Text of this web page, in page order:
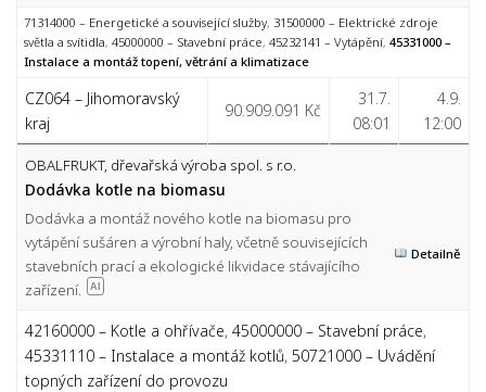
71314000 – Energetické a související služby, 31500000 – Elektrické zdroje
světla a svítidla, 45000000 – Stavební práce, 45232141 – Vytápění, 45331000 –
Instalace a montáž topení, větrání a klimatizace
CZ064 – Jihomoravský
kraj
90.909.091 Kč
31.7.
08:01
4.9.
12:00
OBALFRUKT, dřevařská výroba spol. s r.o.
Dodávka kotle na biomasu
Dodávka a montáž nového kotle na biomasu pro
vytápění sušáren a výrobní haly, včetně souvisejících
stavebních prací a ekologické likvidace stávajícího
zařízení.
AI
Detailně
42160000 – Kotle a ohřívače, 45000000 – Stavební práce,
45331110 – Instalace a montáž kotlů, 50721000 – Uvádění
topných zařízení do provozu